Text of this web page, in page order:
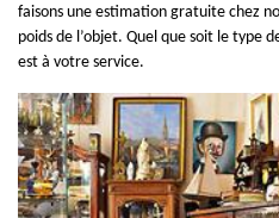
faisons une estimation gratuite chez
poids de l’objet. Quel que soit le type
est à votre service.